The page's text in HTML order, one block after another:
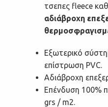
τσεπες fleece
αδιάβροχη
Εξωτερικό
επίστρωση PVC.
Αδιάβροχη
Επένδυση 100%
grs / m2.